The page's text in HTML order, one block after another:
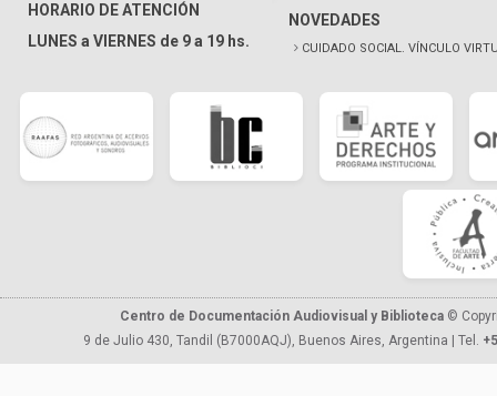
HORARIO DE ATENCIÓN
LUNES a VIERNES de 9 a 19 hs.
NOVEDADES
CUIDADO SOCIAL. VÍNCULO
Centro de Documentación Audiovisual y Biblioteca ©
9 de Julio 430, Tandil (B7000AQJ), Buenos Aires, Argentina | Tel.